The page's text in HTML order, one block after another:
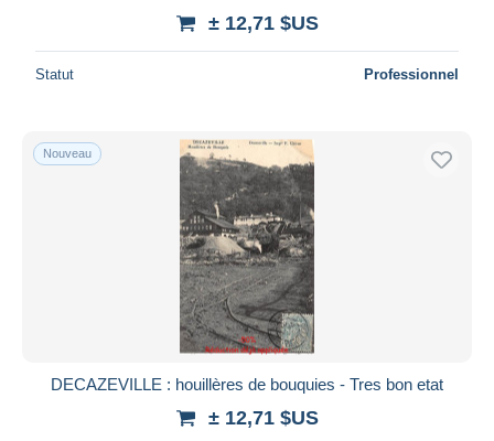
± 12,71 $US
Statut Professionnel
Nouveau
DECAZEVILLE : houillères de bouquies - Tres bon etat
± 12,71 $US